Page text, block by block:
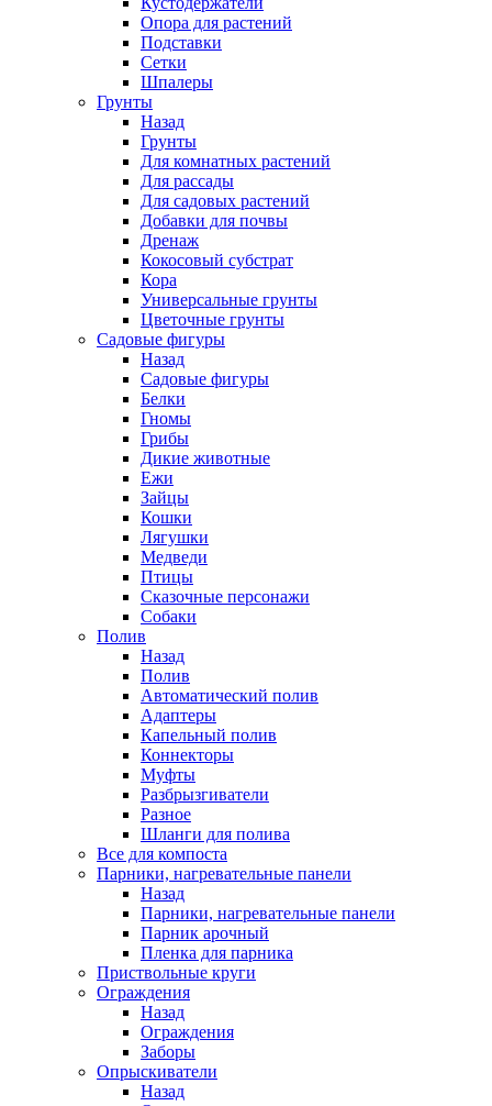
Опора для растений
Подставки
Сетки
Шпалеры
Грунты
Назад
Грунты
Для комнатных растений
Для рассады
Для садовых растений
Добавки для почвы
Дренаж
Кокосовый субстрат
Кора
Универсальные грунты
Цветочные грунты
Садовые фигуры
Назад
Садовые фигуры
Белки
Гномы
Грибы
Дикие животные
Ежи
Зайцы
Кошки
Лягушки
Медведи
Птицы
Сказочные персонажи
Собаки
Полив
Назад
Полив
Автоматический полив
Адаптеры
Капельный полив
Коннекторы
Муфты
Разбрызгиватели
Разное
Шланги для полива
Все для компоста
Парники, нагревательные панели
Назад
Парники, нагревательные панели
Парник арочный
Пленка для парника
Приствольные круги
Ограждения
Назад
Ограждения
Заборы
Опрыскиватели
Назад